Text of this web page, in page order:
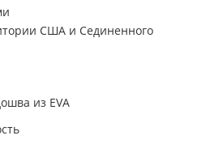
США и Сединенного
из EVA